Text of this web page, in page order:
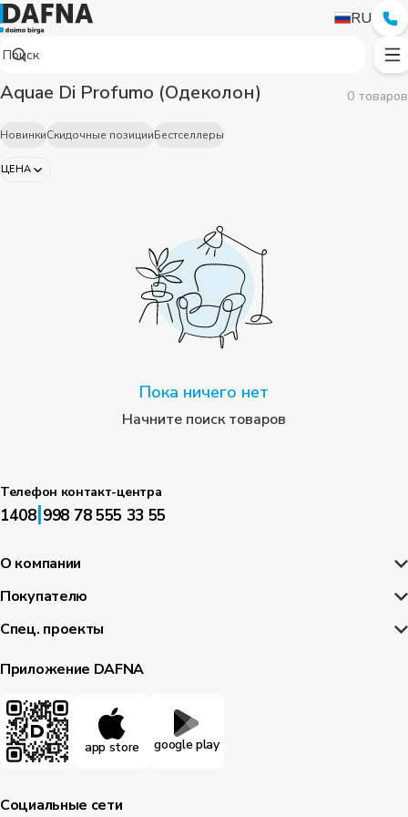
RU
ЦЕНА
Aquae Di Profumo (Одеколон) 0 товаров
НовинкиСкидочные позицииБестселлеры
Пока ничего нет
Начните поиск товаров
Телефон контакт-центра
1408|998 78 555 33 55
О компании
Покупателю
Спец. проекты
Приложение DAFNA
app store google play
Социальные сети